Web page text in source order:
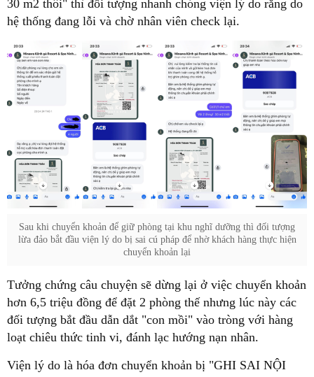
30 m2 thôi" thì đối tượng nhanh chóng viện lý do rằng do
hệ thống đang lỗi và chờ nhân viên check lại.
Sau khi chuyển khoản để giữ phòng tại khu nghĩ dưỡng thì đối tượng
lừa đảo bắt đầu viện lý do bị sai cú pháp để nhờ khách hàng thực hiện
chuyển khoản lại
Tưởng chứng câu chuyện sẽ dừng lại ở việc chuyển khoản
hơn 6,5 triệu đồng để đặt 2 phòng thế nhưng lúc này các
đối tượng bắt đầu dẫn dắt "con mồi" vào tròng với hàng
loạt chiêu thức tinh vi, đánh lạc hướng nạn nhân.
Viện lý do là hóa đơn chuyển khoản bị "GHI SAI NỘI